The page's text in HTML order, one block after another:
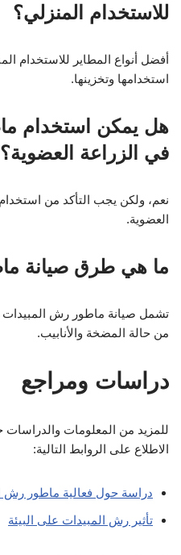
للاستخدام المنزلي؟
أفضل أنواع المطاير للاستخدام
استخدامها وتخزينها.
هل يمكن استخدام
في الزراعة العضوية؟
نعم، ولكن يجب التأكد من
العضوية.
ما هي طرق صيانة
تشمل صيانة ماطور رش المبيدات
من حالة المضخة والأنابيب.
دراسات ومراجع
للمزيد من المعلومات
الاطلاع على الروابط التالية:
دراسة حول فعالية ماطور رش
تأثير رش المبيدات على البيئة